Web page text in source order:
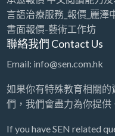
言語治療服務_報價_麗澤
書面報價-藝術工作坊
聯絡我們 Contact Us
Email: info@sen.com.hk
如果你有特殊教育相關的
們，我們會盡力為你提供
If you have SEN related